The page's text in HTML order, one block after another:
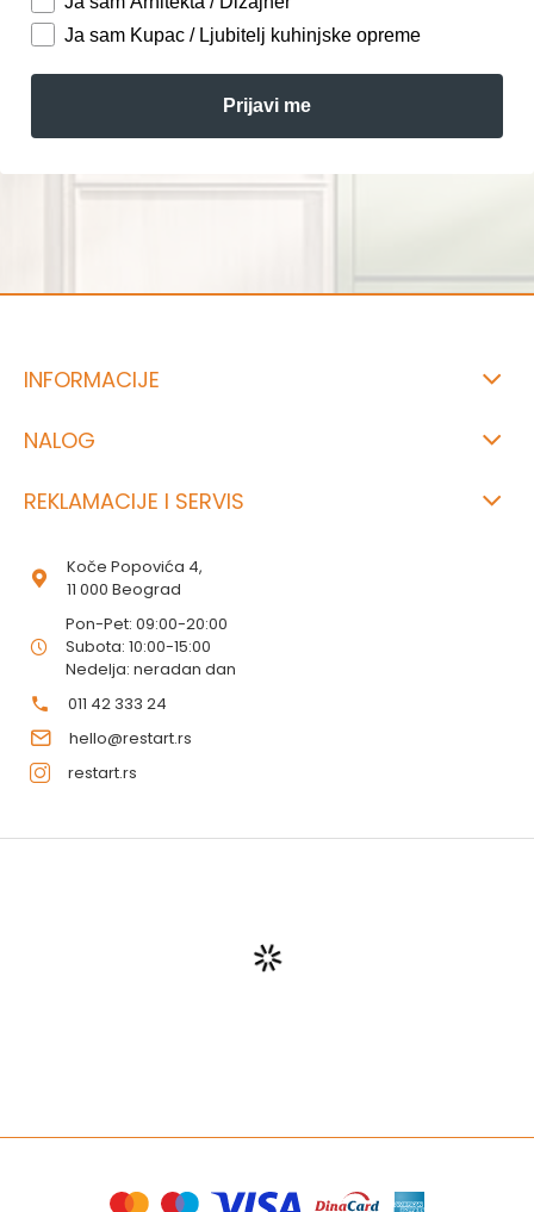
Ja sam Kupac / Ljubitelj kuhinjske opreme
Prijavi me
INFORMACIJE
NALOG
REKLAMACIJE I SERVIS
Koče Popovića 4,
11 000 Beograd
Pon-Pet: 09:00-20:00
Subota: 10:00-15:00
Nedelja: neradan dan
011 42 333 24
hello@restart.rs
restart.rs